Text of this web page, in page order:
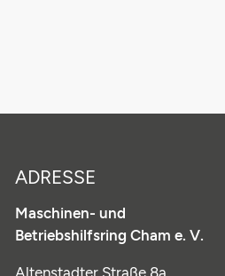
ADRESSE
Maschinen- und
Betriebshilfsring Cham e. V.